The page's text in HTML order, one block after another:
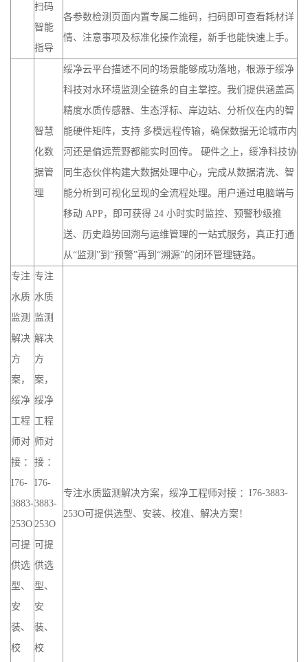
扫码
智能
指导
各参数检测页面内置专属二维码，扫码即可查看耗材详
情、注意事项及标准化操作流程，新手也能快速上手。
智慧
化数
据管
理
绥净云平台描述不同的场景能够成功落地，根源于绥净
科技对水环境监测全链条的自主掌控。我们提供涵盖高
精度水质传感器、生态浮标、岸边站、分析仪在内的智
能硬件矩阵，支持 多模远程传输，确保数据无论城市内
河还是偏远荒野都能实时回传。 硬件之上，绥净科技协
同生态伙伴构建大数据处理中心，完成从数据清洗、智
能分析到可视化呈现的全流程处理。用户通过电脑端与
移动 APP，即可获得 24 小时实时监控、预警秒级推
送、历史趋势回溯与运维管理的一站式服务，真正打通
从“监测”到“预警”再到“溯源”的闭环管理链路。
专注
水质
监测
解决
方
案，
绥净
工程
师对
接 ：
I76-
3883-
253O
可提
供选
型、
安
装、
校
专注
水质
监测
解决
方
案，
绥净
工程
师对
接 ：
I76-
3883-
253O
可提
供选
型、
安
装、
校
专注水质监测解决方案，绥净工程师对接 ：I76-3883-
253O可提供选型、安装、校准、解决方案！